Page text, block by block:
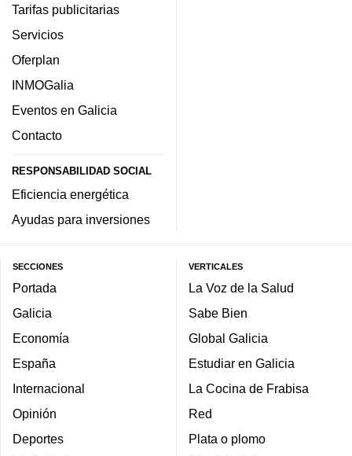
Tarifas publicitarias
Servicios
Oferplan
INMOGalia
Eventos en Galicia
Contacto
RESPONSABILIDAD SOCIAL
Eficiencia energética
Ayudas para inversiones
SECCIONES
Portada
Galicia
Economía
España
Internacional
Opinión
Deportes
VERTICALES
La Voz de la Salud
Sabe Bien
Global Galicia
Estudiar en Galicia
La Cocina de Frabisa
Red
Plata o plomo